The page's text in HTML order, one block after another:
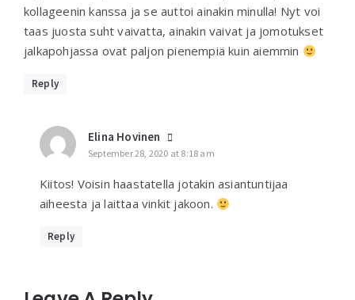
kollageenin kanssa ja se auttoi ainakin minulla! Nyt voi
taas juosta suht vaivatta, ainakin vaivat ja jomotukset
jalkapohjassa ovat paljon pienempiä kuin aiemmin
Reply
Elina Hovinen
September 28, 2020 at 8:18 am
Kiitos! Voisin haastatella jotakin asiantuntijaa
aiheesta ja laittaa vinkit jakoon.
Reply